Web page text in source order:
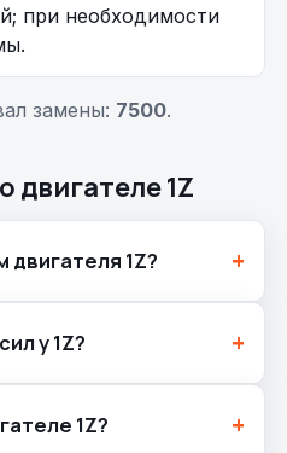
при необходимости
замены: 7500.
двигателе 1Z
двигателя 1Z?
у 1Z?
1Z?